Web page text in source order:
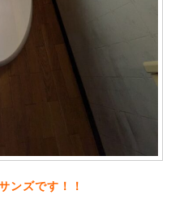
ンズです！！